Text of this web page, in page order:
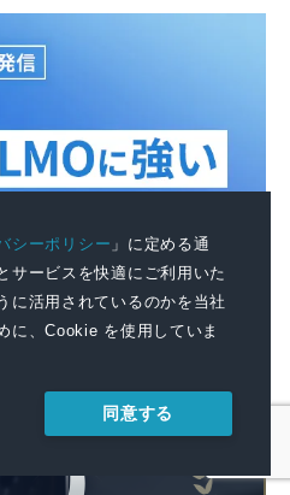
シーポリシー 」に定める通
サービスを快適にご利用いた
に活用されているのかを当社
に、Cookie を使用していま
同意する